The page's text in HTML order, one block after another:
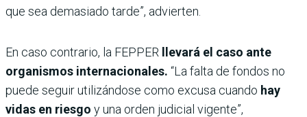
que sea demasiado tarde”, advierten.
En caso contrario, la FEPPER
llevará el caso ante
organismos internacionales. “La falta de fondos no
puede seguir utilizándose como excusa cuando hay
vidas en riesgo y una orden judicial vigente”,